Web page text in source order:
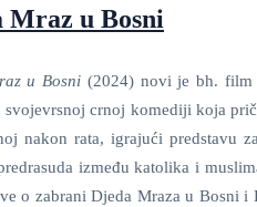
Mraz u Bosni
u Bosni (2024) novi je bh.
svojevrsnoj crnoj komediji koja
nakon rata, igrajući predstavu
između katolika i
o zabrani Djeda Mraza u Bosni